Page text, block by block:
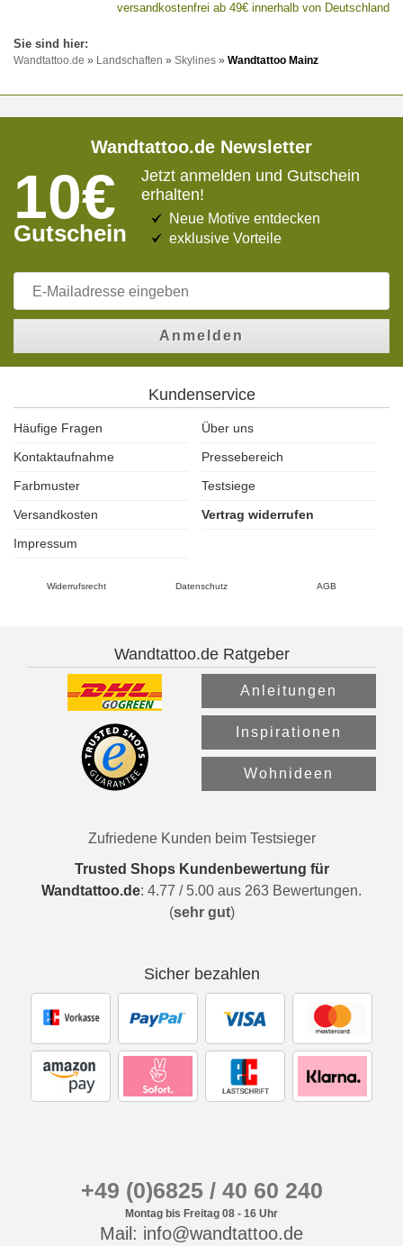
versandkostenfrei ab 49€ innerhalb von Deutschland
Wandtattoo.de » Landschaften » Skylines » Wandtattoo Mainz
Wandtattoo.de Newsletter
10€
Gutschein
Jetzt anmelden und Gutschein
erhalten!
Neue Motive entdecken
exklusive Vorteile
Anmelden
Kundenservice
Häufige Fragen
Über uns
Kontaktaufnahme
Pressebereich
Farbmuster
Testsiege
Versandkosten
Vertrag widerrufen
Impressum
Widerrufsrecht Datenschutz AGB
Wandtattoo.de Ratgeber
Anleitungen
Inspirationen
Wohnideen
Zufriedene Kunden beim Testsieger
Trusted Shops Kundenbewertung für
Wandtattoo.de: 4.77 / 5.00 aus 263 Bewertungen.
(sehr gut)
Sicher bezahlen
+49 (0)6825 / 40 60 240
Montag bis Freitag 08 - 16 Uhr
Mail: info@wandtattoo.de